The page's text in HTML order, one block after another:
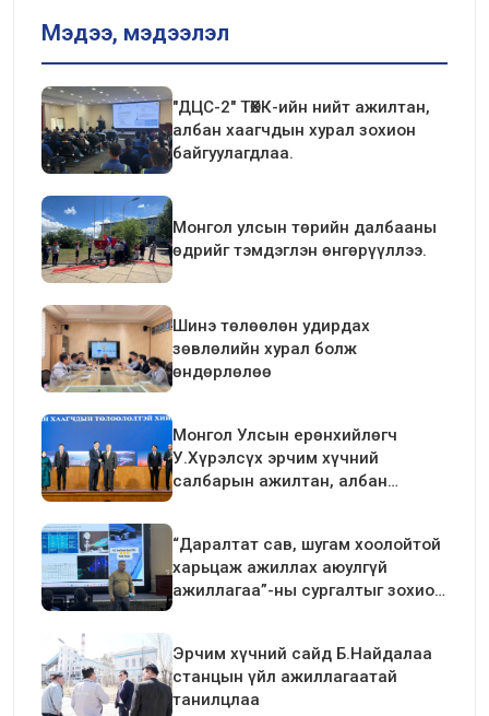
Мэдээ, мэдээлэл
"ДЦС-2" ТӨХК-ийн нийт ажилтан,
албан хаагчдын хурал зохион
байгуулагдлаа.
Монгол улсын төрийн далбааны
өдрийг тэмдэглэн өнгөрүүллээ.
Шинэ төлөөлөн удирдах
зөвлөлийн хурал болж
өндөрлөлөө
Монгол Улсын ерөнхийлөгч
У.Хүрэлсүх эрчим хүчний
салбарын ажилтан, албан
“Даралтат сав, шугам хоолойтой
харьцаж ажиллах аюулгүй
ажиллагаа”-ны сургалтыг зохион
Эрчим хүчний сайд Б.Найдалаа
станцын үйл ажиллагаатай
танилцлаа